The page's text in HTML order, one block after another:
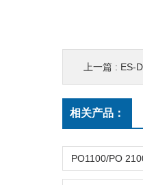
上一篇 : ES-
相关产品：